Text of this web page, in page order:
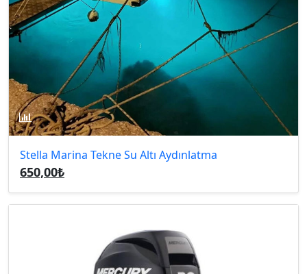
Stella Marina Tekne Su Altı Aydınlatma
650,00₺